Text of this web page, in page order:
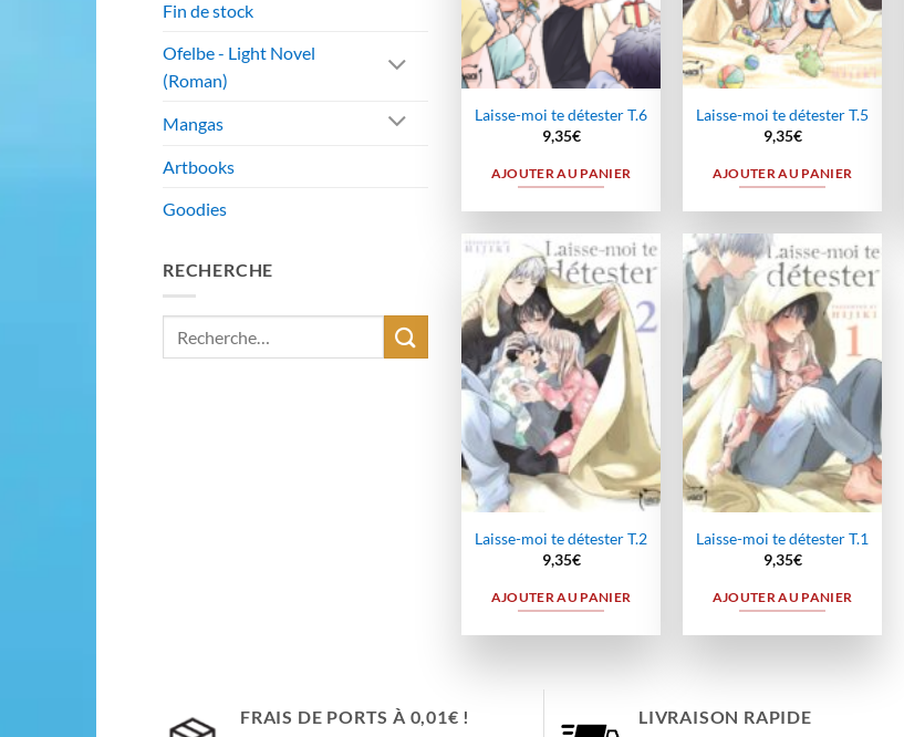
Fin de stock
Ofelbe - Light Novel
(Roman)
Mangas
Artbooks
Goodies
RECHERCHE
Laisse-moi te détester T.6
9,35€
AJOUTER AU PANIER
Laisse-moi te détester T.5
9,35€
AJOUTER AU PANIER
Ajouter
à la
wishlist
Laisse-moi te détester T.2
9,35€
AJOUTER AU PANIER
Ajouter
à la
wishlist
Laisse-moi te détester T.1
9,35€
AJOUTER AU PANIER
FRAIS DE PORTS À 0,01€ !
LIVRAISON RAPIDE